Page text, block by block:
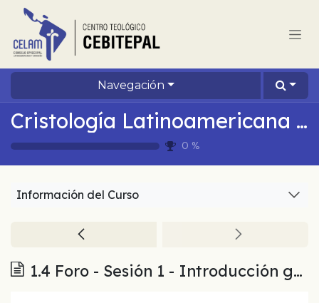
Ir al contenido
Navegación
Cristología Latinoamericana Hoy
0 %
Información del Curso
1.4 Foro - Sesión 1 - Introducción general